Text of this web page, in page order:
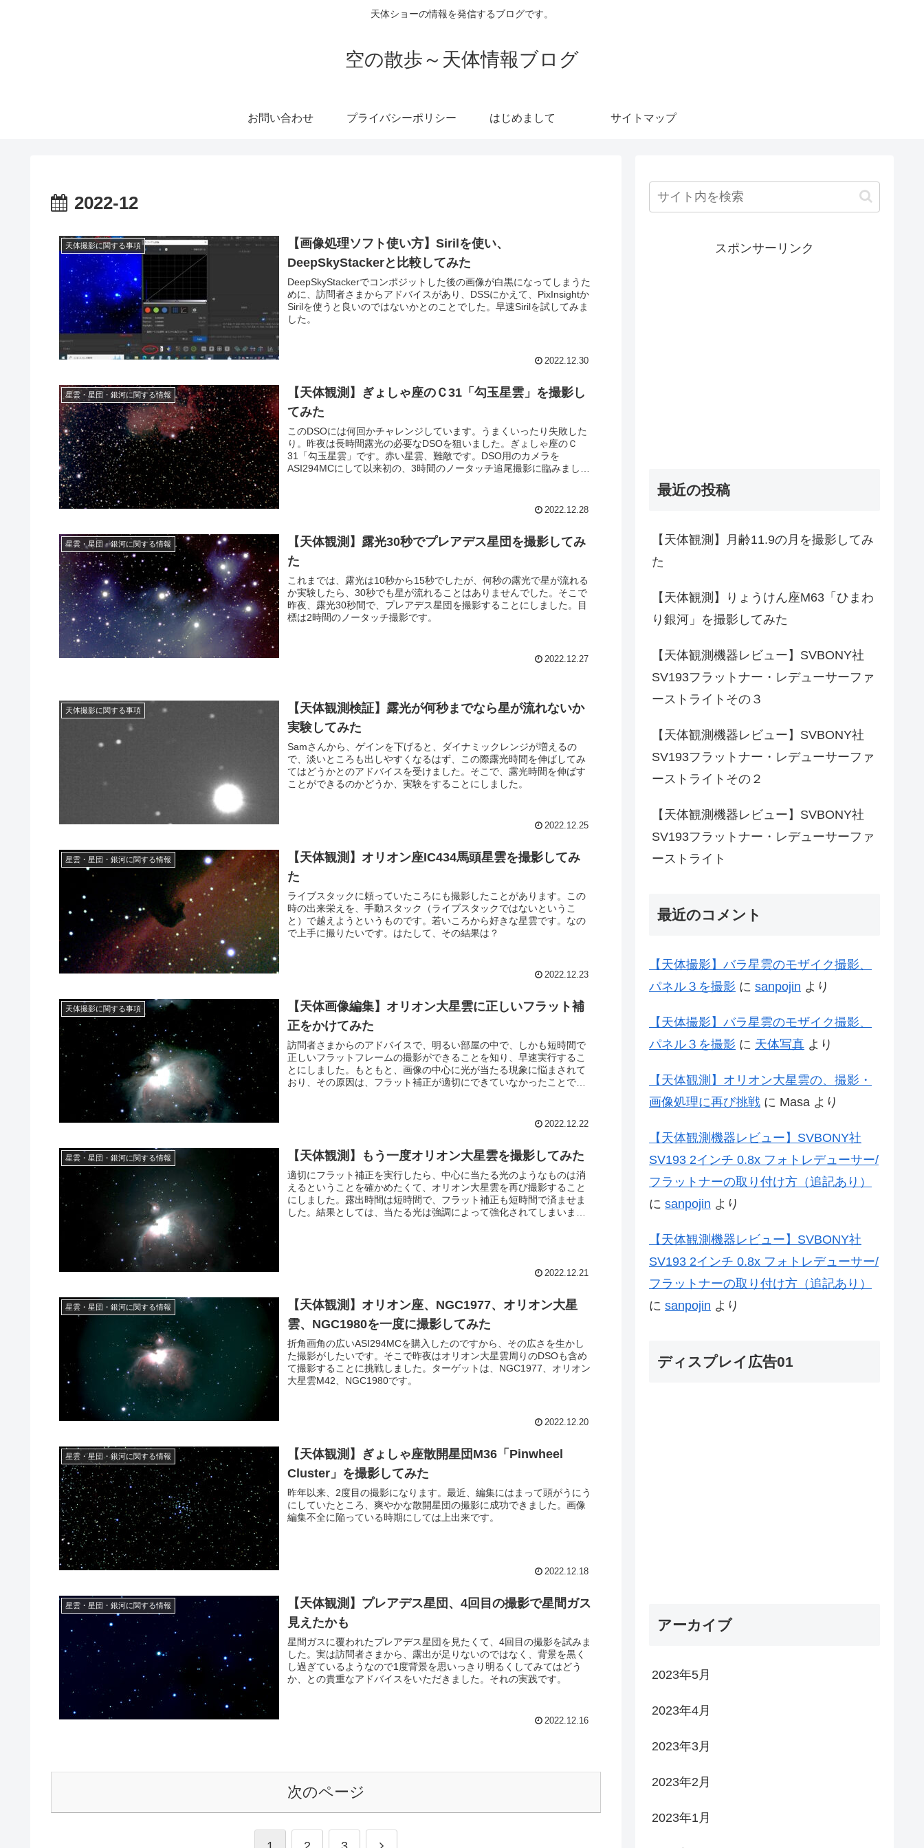
天体ショーの情報を発信するブログです。
空の散歩～天体情報ブログ
お問い合わせ プライバシーポリシー はじめまして サイトマップ
2022-12
天体撮影に関する事項
【画像処理ソフト使い方】Sirilを使い、
DeepSkyStackerと比較してみた
DeepSkyStackerでコンポジットした後の画像が白黒になってしまうた
めに、訪問者さまからアドバイスがあり、DSSにかえて、PixInsightか
Sirilを使うと良いのではないかとのことでした。早速Sirilを試してみま
した。
2022.12.30
星雲・星団・銀河に関する情報
【天体観測】ぎょしゃ座のＣ31「勾玉星雲」を撮影し
てみた
このDSOには何回かチャレンジしています。うまくいったり失敗した
り。昨夜は長時間露光の必要なDSOを狙いました。ぎょしゃ座のＣ
31「勾玉星雲」です。赤い星雲、難敵です。DSO用のカメラを
ASI294MCにして以来初の、3時間のノータッチ追尾撮影に臨みまし
2022.12.28
星雲・星団・銀河に関する情報
【天体観測】露光30秒でプレアデス星団を撮影してみ
た
これまでは、露光は10秒から15秒でしたが、何秒の露光で星が流れる
か実験したら、30秒でも星が流れることはありませんでした。そこで
昨夜、露光30秒間で、プレアデス星団を撮影することにしました。目
標は2時間のノータッチ撮影です。
2022.12.27
天体撮影に関する事項
【天体観測検証】露光が何秒までなら星が流れないか
実験してみた
Samさんから、ゲインを下げると、ダイナミックレンジが増えるの
で、淡いところも出しやすくなるはず、この際露光時間を伸ばしてみ
てはどうかとのアドバイスを受けました。そこで、露光時間を伸ばす
ことができるのかどうか、実験をすることにしました。
2022.12.25
星雲・星団・銀河に関する情報
【天体観測】オリオン座IC434馬頭星雲を撮影してみ
た
ライブスタックに頼っていたころにも撮影したことがあります。この
時の出来栄えを、手動スタック（ライブスタックではないというこ
と）で越えようというものです。若いころから好きな星雲です。なの
で上手に撮りたいです。はたして、その結果は？
2022.12.23
天体撮影に関する事項
【天体画像編集】オリオン大星雲に正しいフラット補
正をかけてみた
訪問者さまからのアドバイスで、明るい部屋の中で、しかも短時間で
正しいフラットフレームの撮影ができることを知り、早速実行するこ
とにしました。もともと、画像の中心に光が当たる現象に悩まされて
おり、その原因は、フラット補正が適切にできていなかったことでし
2022.12.22
星雲・星団・銀河に関する情報 【天体観測】もう一度オリオン大星雲を撮影してみた
適切にフラット補正を実行したら、中心に当たる光のようなものは消
えるということを確かめたくて、オリオン大星雲を再び撮影すること
にしました。露出時間は短時間で、フラット補正も短時間で済ませま
した。結果としては、当たる光は強調によって強化されてしまいまし
2022.12.21
星雲・星団・銀河に関する情報
【天体観測】オリオン座、NGC1977、オリオン大星
雲、NGC1980を一度に撮影してみた
折角画角の広いASI294MCを購入したのですから、その広さを生かし
た撮影がしたいです。そこで昨夜はオリオン大星雲周りのDSOも含め
て撮影することに挑戦しました。ターゲットは、NGC1977、オリオン
大星雲M42、NGC1980です。
2022.12.20
星雲・星団・銀河に関する情報
【天体観測】ぎょしゃ座散開星団M36「Pinwheel
Cluster」を撮影してみた
昨年以来、2度目の撮影になります。最近、編集にはまって頭がうにう
にしていたところ、爽やかな散開星団の撮影に成功できました。画像
編集不全に陥っている時期にしては上出来です。
2022.12.18
星雲・星団・銀河に関する情報
【天体観測】プレアデス星団、4回目の撮影で星間ガス
見えたかも
星間ガスに覆われたプレアデス星団を見たくて、4回目の撮影を試みま
した。実は訪問者さまから、露出が足りないのではなく、背景を黒く
し過ぎているようなので1度背景を思いっきり明るくしてみてはどう
か、との貴重なアドバイスをいただきました。それの実践です。
2022.12.16
次のページ
次
スポンサーリンク
最近の投稿
【天体観測】月齢11.9の月を撮影してみ
た
【天体観測】りょうけん座M63「ひまわ
り銀河」を撮影してみた
【天体観測機器レビュー】SVBONY社
SV193フラットナー・レデューサーファ
ーストライトその３
【天体観測機器レビュー】SVBONY社
SV193フラットナー・レデューサーファ
ーストライトその２
【天体観測機器レビュー】SVBONY社
SV193フラットナー・レデューサーファ
ーストライト
最近のコメント
【天体撮影】バラ星雲のモザイク撮影、
パネル３を撮影 に sanpojin より
【天体撮影】バラ星雲のモザイク撮影、
パネル３を撮影 に 天体写真 より
【天体観測】オリオン大星雲の、撮影・
画像処理に再び挑戦 に Masa より
【天体観測機器レビュー】SVBONY社
SV193 2インチ 0.8x フォトレデューサー/
フラットナーの取り付け方（追記あり）
に sanpojin より
【天体観測機器レビュー】SVBONY社
SV193 2インチ 0.8x フォトレデューサー/
フラットナーの取り付け方（追記あり）
に sanpojin より
ディスプレイ広告01
アーカイブ
2023年5月
2023年4月
2023年3月
2023年2月
2023年1月